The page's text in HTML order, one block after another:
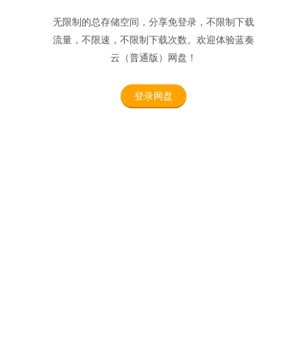
无限制的总存储空间，分享免登录，不限制下载
流量，不限速，不限制下载次数。欢迎体验蓝奏
云（普通版）网盘！
登录网盘